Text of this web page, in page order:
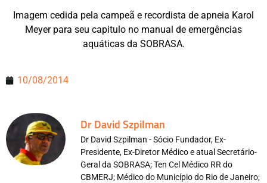
Imagem cedida pela campeã e recordista de apneia Karol
Meyer para seu capitulo no manual de emergências
aquáticas da SOBRASA.
10/08/2014
Dr David Szpilman
Dr David Szpilman - Sócio Fundador, Ex-
Presidente, Ex-Diretor Médico e atual Secretário-
Geral da SOBRASA; Ten Cel Médico RR do
CBMERJ; Médico do Município do Rio de Janeiro;